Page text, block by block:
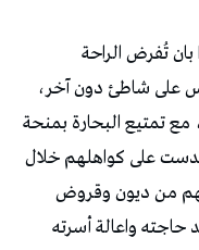
بان تُفرض الراحة
على شاطئ دون آخر،
تمتيع البحارة بمنحة
تكدست على كواهلهم خلال
من ديون وقروض
واعالة أسرته